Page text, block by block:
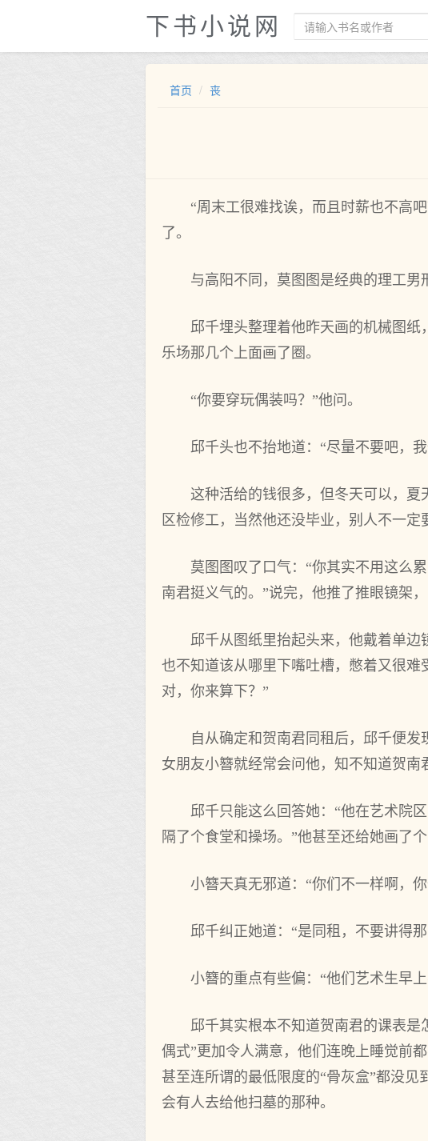
下书小说网
首页 丧
“周末工很难找诶，而且时薪也不高
了。
与高阳不同，莫图图是经典的理工男
邱千埋头整理着他昨天画的机械图
乐场那几个上面画了圈。
“你要穿玩偶装吗？”他问。
邱千头也不抬地道：“尽量不要吧，
这种活给的钱很多，但冬天可以，
区检修工，当然他还没毕业，别人不一定
莫图图叹了口气：“你其实不用这么
南君挺义气的。”说完，他推了推眼镜架
邱千从图纸里抬起头来，他戴着单边
也不知道该从哪里下嘴吐槽，憋着又很
对，你来算下？”
自从确定和贺南君同租后，邱千便
女朋友小簪就经常会问他，知不知道贺南
邱千只能这么回答她：“他在艺术院
隔了个食堂和操场。”他甚至还给她画了
小簪天真无邪道：“你们不一样啊，
邱千纠正她道：“是同租，不要讲得
小簪的重点有些偏：“他们艺术生早
邱千其实根本不知道贺南君的课表
偶式”更加令人满意，他们连晚上睡觉前
甚至连所谓的最低限度的“骨灰盒”都没
会有人去给他扫墓的那种。